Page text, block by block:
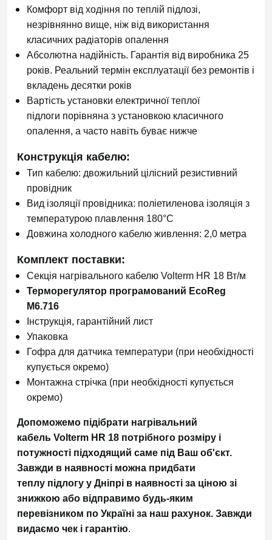
Комфорт від ходіння по теплій підлозі,
незрівнянно вище, ніж від використання
класичних радіаторів опалення
Абсолютна надійність. Гарантія від виробника 25
років. Реальний термін експлуатації без ремонтів і
вкладень десятки років
Вартість установки електричної теплої
підлоги порівняна з установкою класичного
опалення, а часто навіть буває нижче
Конструкція кабелю:
Тип кабелю: двожильний цілісний резистивний
провідник
Вид ізоляції провідника: поліетиленова ізоляція з
температурою плавлення 180°C
Довжина холодного кабелю живлення: 2,0 метра
Комплект поставки:
Секція нагрівального кабелю Volterm HR 18 Вт/м
Терморегулятор програмований EcoReg
М6.716
Інструкція, гарантійний лист
Упаковка
Гофра для датчика температури (при необхідності
купується окремо)
Монтажна стрічка (при необхідності купується
окремо)
Допоможемо підібрати нагрівальний
кабель Volterm HR 18 потрібного розміру і
потужності підходящий саме під Ваш об'єкт.
Завжди в наявності можна придбати
теплу підлогу у Дніпрі в наявності за ціною зі
знижкою або відправимо будь-яким
перевізником по Україні за наш рахунок. Завжди
видаємо чек і гарантію.